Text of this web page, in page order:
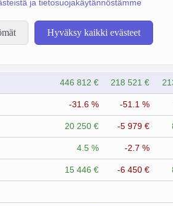
ja tietosuojakäytännöstämme
Hyväksy kaikki evästeet
446 812 € 218 521 €
-31.6 % -51.1 %
20 250 € -5 979 €
4.5 % -2.7 %
15 446 € -6 450 €